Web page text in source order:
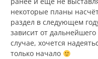
некоторые планы
раздел в следующем
зависит от
случае, хочется
только начало